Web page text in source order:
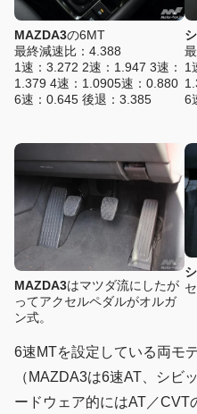
MAZDA3の6MT
最終減速比：4.388
1速：3.272 2速：1.947 3速：
1.379 4速：1.0905速：0.880
6速：0.645 後退：3.385
1
6
MAZDA3はマツダ流にしたが
ってアクセルペダルがオルガ
ン式。
6速MTを設定している両モ
（MAZDA3は6速AT、シビ
ードウェア的にはAT／CVT